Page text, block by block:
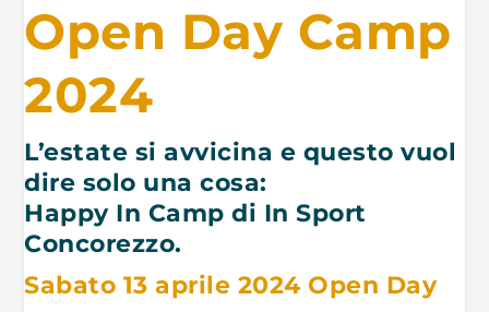
Open Day Camp
2024
L’estate si avvicina e questo vuol
dire solo una cosa:
Happy In Camp di In Sport
Concorezzo.
Sabato 13 aprile 2024Open Day